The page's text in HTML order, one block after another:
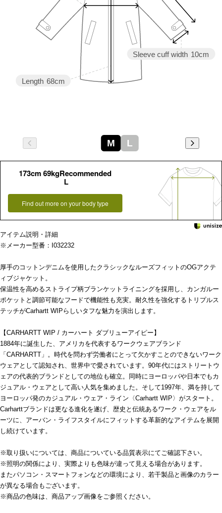
Sleeve cuff width 10cm
Length 68cm
M L
173cm 69kgRecommended
L
Find out more on your body type
アイテム説明・詳細
※メーカー型番：I032232
厚手のコットンデニムを使用したクラシックなルーズフィットのOGアクテ
ィブジャケット。
保温性を高めるストライプ柄ブランケットライニングを採用し、カンガルー
ポケットと調節可能なフードで機能性も充実。耐久性を強化するトリプルス
テッチがCarhartt WIPらしいタフな魅力を演出します。
【CARHARTT WIP / カーハート ダブリューアイピー】
1884年に誕生した、アメリカを代表するワークウェアブランド
「CARHARTT」。時代を問わず労働者にとって欠かすことのできないワーク
ウェアとして認知され、世界中で愛されています。90年代にはストリートウ
ェアの代表的ブランドとしての地位も確立。同時にヨーロッパや日本でもカ
ジュアル・ウェアとして高い人気を集めました。そして1997年、満を持して
ヨーロッパ発のカジュアル・ウェア・ライン〈Carhartt WIP〉がスタート。
Carharttブランドは更なる進化を遂げ、歴史と伝統あるワーク・ウェアをル
ーツに、アーバン・ライフスタイルにフィットする革新的なアイテムを展開
し続けています。
※取り扱いについては、商品についている品質表示にてご確認下さい。
※照明の関係により、実際よりも色味が違って見える場合があります。
またパソコン・スマートフォンなどの環境により、若干製品と画像のカラー
が異なる場合もございます。
※商品の色味は、商品アップ画像をご参照ください。